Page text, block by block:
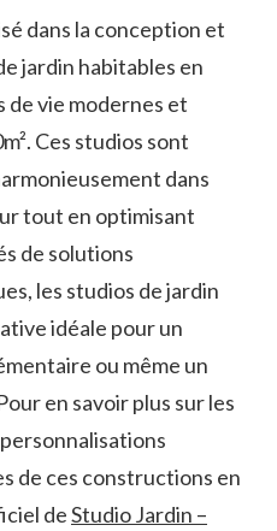
dans la conception et
jardin habitables en
de vie modernes et
Ces studios sont
dans
tout en optimisant
de solutions
les studios de jardin
idéale pour un
ou même un
en savoir plus sur les
de ces constructions en
deStudio Jardin –